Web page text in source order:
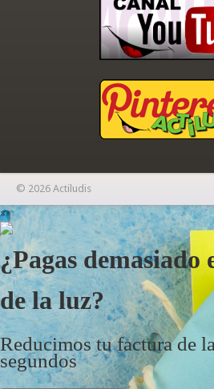
© 2026 Actiludis
×
¿Pagas
de la luz?
Reducimos tu factura de
segundos